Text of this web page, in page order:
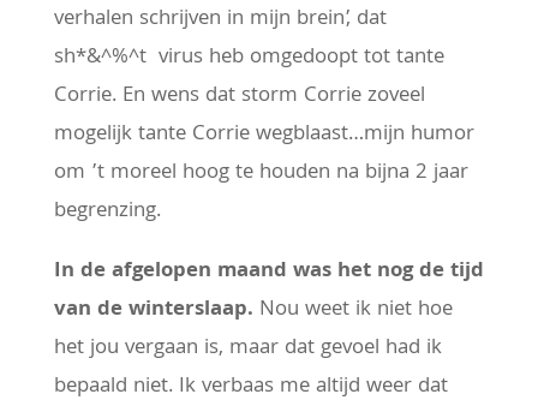
verhalen schrijven in mijn brein’, dat
sh*&^%^t virus heb omgedoopt tot tante
Corrie. En wens dat storm Corrie zoveel
mogelijk tante Corrie wegblaast…mijn humor
om ’t moreel hoog te houden na bijna 2 jaar
begrenzing.
In de afgelopen maand was het nog de tijd
van de winterslaap. Nou weet ik niet hoe
het jou vergaan is, maar dat gevoel had ik
bepaald niet. Ik verbaas me altijd weer dat